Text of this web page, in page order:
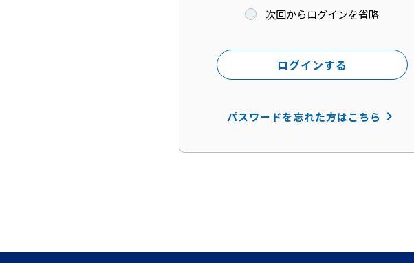
次回からログインを省略
ログインする
パスワードを忘れた方はこちら keyboard_arrow_right